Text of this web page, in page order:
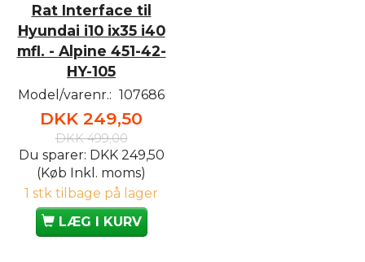
Rat Interface til
Hyundai i10 ix35 i40
mfl. - Alpine 451-42-
HY-105
Model/varenr.: 107686
DKK 249,50
DKK 499,00
Du sparer: DKK 249,50
(Køb Inkl. moms)
1 stk tilbage på lager
LÆG I KURV